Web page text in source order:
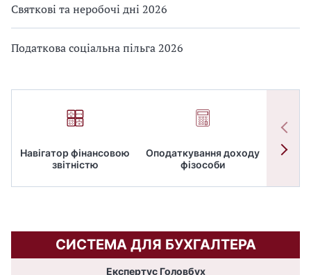
Святкові та неробочі дні 2026
Податкова соціальна пільга 2026
Навігатор фінансовою
звітністю
Оподаткування доходу
фізособи
СИСТЕМА ДЛЯ БУХГАЛТЕРА
Експертус Головбух